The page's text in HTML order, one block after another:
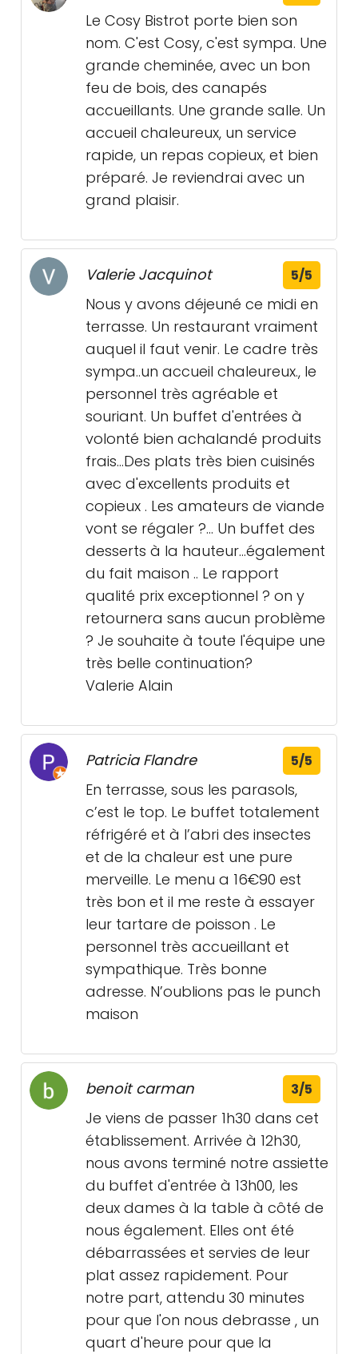
Le Cosy Bistrot porte bien son
nom. C'est Cosy, c'est sympa. Une
grande cheminée, avec un bon
feu de bois, des canapés
accueillants. Une grande salle. Un
accueil chaleureux, un service
rapide, un repas copieux, et bien
préparé. Je reviendrai avec un
grand plaisir.
Valerie Jacquinot 5/5
Nous y avons déjeuné ce midi en
terrasse. Un restaurant vraiment
auquel il faut venir. Le cadre très
sympa..un accueil chaleureux., le
personnel très agréable et
souriant. Un buffet d'entrées à
volonté bien achalandé produits
frais...Des plats très bien cuisinés
avec d'excellents produits et
copieux . Les amateurs de viande
vont se régaler ?... Un buffet des
desserts à la hauteur...également
du fait maison .. Le rapport
qualité prix exceptionnel ? on y
retournera sans aucun problème
? Je souhaite à toute l'équipe une
très belle continuation?
Valerie Alain
Patricia Flandre 5/5
En terrasse, sous les parasols,
c’est le top. Le buffet totalement
réfrigéré et à l’abri des insectes
et de la chaleur est une pure
merveille. Le menu a 16€90 est
très bon et il me reste à essayer
leur tartare de poisson . Le
personnel très accueillant et
sympathique. Très bonne
adresse. N’oublions pas le punch
maison
benoit carman 3/5
Je viens de passer 1h30 dans cet
établissement. Arrivée à 12h30,
nous avons terminé notre assiette
du buffet d'entrée à 13h00, les
deux dames à la table à côté de
nous également. Elles ont été
débarrassées et servies de leur
plat assez rapidement. Pour
notre part, attendu 30 minutes
pour que l'on nous debrasse , un
quart d'heure pour que la